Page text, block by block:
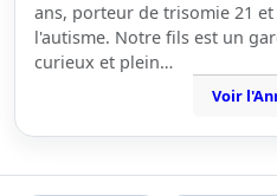
ans, porteur de trisomie 21
l'autisme. Notre fils est un
curieux et plein…
Voir